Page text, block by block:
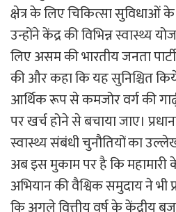
क्षेत्र के लिए चिकित्सा सुविधाओं
उन्होंने केंद्र की विभिन्न स्वास्थ्य
लिए असम की भारतीय जनता
की और कहा कि यह सुनिश्चित
आर्थिक रूप से कमजोर वर्ग की
पर खर्च होने से बचाया जाए।
स्वास्थ्य संबंधी चुनौतियों का
अब इस मुकाम पर है कि
अभियान की वैश्विक समुदाय ने भी